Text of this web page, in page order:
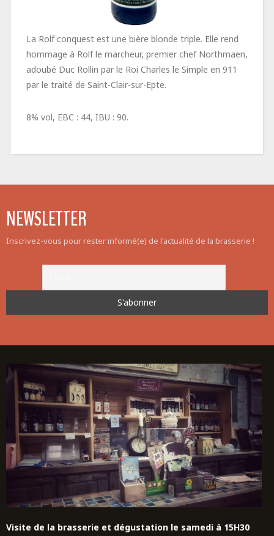
La Rolf conquest est une bière blonde triple. Elle rend
hommage à Rolf le marcheur, premier chef Northmaen,
adoubé Duc Rollin par le Roi Charles le Simple en 911
par le traité de Saint-Clair-sur-Epte.
8% vol, EBC : 44, IBU : 90.
NEWSLETTER
Inscrivez-vous pour rester informé(e) de l'actualité de la brasserie !
Visite de la brasserie et dégustation le samedi à 15H30